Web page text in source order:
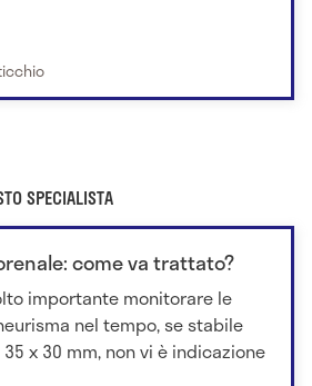
SPECIALISTA
come va trattato?
importante monitorare le
nel tempo, se stabile
x 30 mm, non vi è indicazione